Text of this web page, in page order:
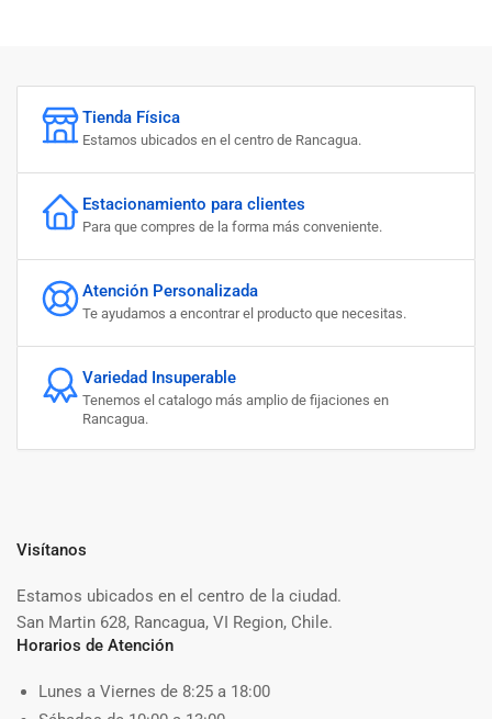
Tienda Física
Estamos ubicados en el centro de Rancagua.
Estacionamiento para clientes
Para que compres de la forma más conveniente.
Atención Personalizada
Te ayudamos a encontrar el producto que necesitas.
Variedad Insuperable
Tenemos el catalogo más amplio de fijaciones en
Rancagua.
Visítanos
Estamos ubicados en el centro de la ciudad.
San Martin 628, Rancagua, VI Region, Chile.
Horarios de Atención
Lunes a Viernes de 8:25 a 18:00